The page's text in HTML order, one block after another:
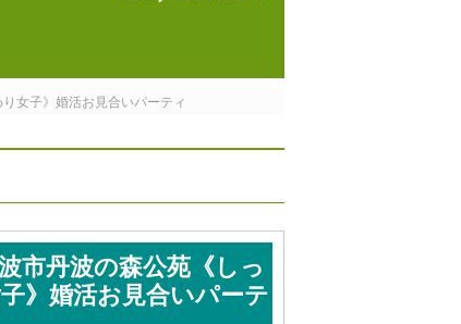
女子》婚活お見合いパーティ
市丹波の森公苑《しっ
》婚活お見合いパーテ